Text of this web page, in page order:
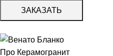
ЗАКАЗАТЬ